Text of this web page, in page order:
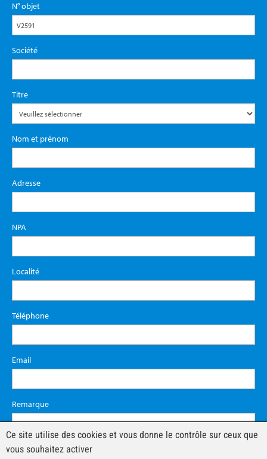
N° objet
Société
Titre
Nom et prénom
Adresse
NPA
Localité
Téléphone
Email
Remarque
Ce site utilise des cookies et vous donne le contrôle sur ceux que
vous souhaitez activer